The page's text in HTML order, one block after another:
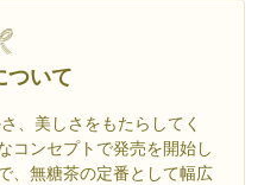
ついて
、美しさをもたらしてく
コンセプトで発売を開始し
、無糖茶の定番として幅広